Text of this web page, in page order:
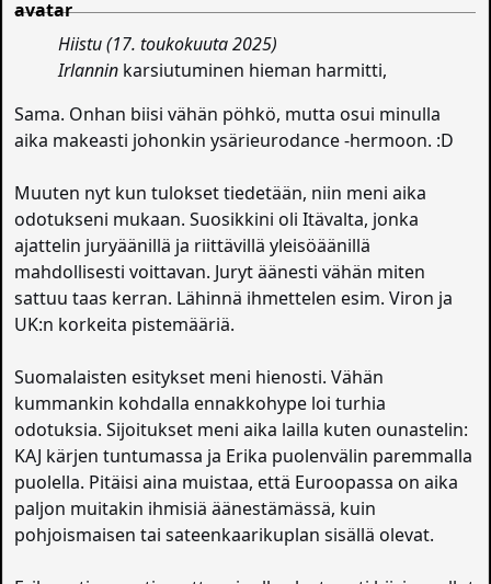
Hiistu (17. toukokuuta 2025)
Irlannin karsiutuminen hieman harmitti,
Sama. Onhan biisi vähän pöhkö, mutta osui minulla
aika makeasti johonkin ysärieurodance -hermoon. :D
Muuten nyt kun tulokset tiedetään, niin meni aika
odotukseni mukaan. Suosikkini oli Itävalta, jonka
ajattelin juryäänillä ja riittävillä yleisöäänillä
mahdollisesti voittavan. Juryt äänesti vähän miten
sattuu taas kerran. Lähinnä ihmettelen esim. Viron ja
UK:n korkeita pistemääriä.
Suomalaisten esitykset meni hienosti. Vähän
kummankin kohdalla ennakkohype loi turhia
odotuksia. Sijoitukset meni aika lailla kuten ounastelin:
KAJ kärjen tuntumassa ja Erika puolenvälin paremmalla
puolella. Pitäisi aina muistaa, että Euroopassa on aika
paljon muitakin ihmisiä äänestämässä, kuin
pohjoismaisen tai sateenkaarikuplan sisällä olevat.